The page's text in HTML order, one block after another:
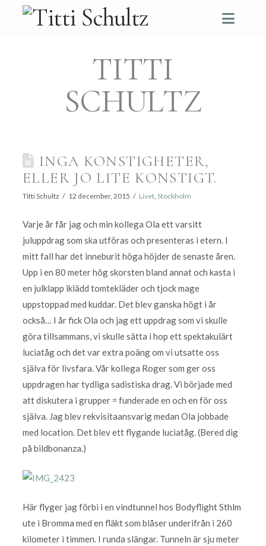
TITTI
SCHULTZ
INGA KONSTIGHETER,
ELLER JO LITE KONSTIGT.
Titti Schultz 12 december, 2015 Livet, Stockholm
Varje år får jag och min kollega Ola ett varsitt
juluppdrag som ska utföras och presenteras i etern. I
mitt fall har det inneburit höga höjder de senaste åren.
Upp i en 80 meter hög skorsten bland annat och kasta i
en julklapp iklädd tomtekläder och tjock mage
uppstoppad med kuddar. Det blev ganska högt i år
också… I år fick Ola och jag ett uppdrag som vi skulle
göra tillsammans, vi skulle sätta i hop ett spektakulärt
luciatåg och det var extra poäng om vi utsatte oss
själva för livsfara. Vår kollega Roger som ger oss
uppdragen har tydliga sadistiska drag. Vi började med
att diskutera i grupper = funderade en och en för oss
själva. Jag blev rekvisitaansvarig medan Ola jobbade
med location. Det blev ett flygande luciatåg. (Bered dig
på bildbonanza.)
Här flyger jag förbi i en vindtunnel hos Bodyflight Sthlm
ute i Bromma med en fläkt som blåser underifrån i 260
kilometer i timmen. I runda slängar. Tunneln är sju meter